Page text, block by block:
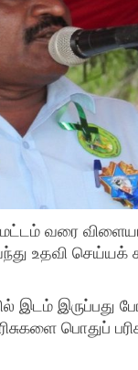
மட்டம் வரை
உதவி செய்யக்
இடம் இருப்பது
பொதுப்